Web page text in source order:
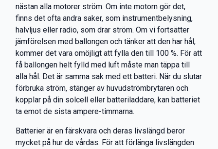
nästan alla motorer ström. Om inte motorn gör det,
finns det ofta andra saker, som instrumentbelysning,
halvljus eller radio, som drar ström. Om vi fortsätter
jämförelsen med ballongen och tänker att den har hål,
kommer det vara omöjligt att fylla den till 100 %. För att
få ballongen helt fylld med luft måste man täppa till
alla hål. Det är samma sak med ett batteri. När du slutar
förbruka ström, stänger av huvudströmbrytaren och
kopplar på din solcell eller batteriladdare, kan batteriet
ta emot de sista ampere-timmarna.
Batterier är en färskvara och deras livslängd beror
mycket på hur de vårdas. För att förlänga livslängden